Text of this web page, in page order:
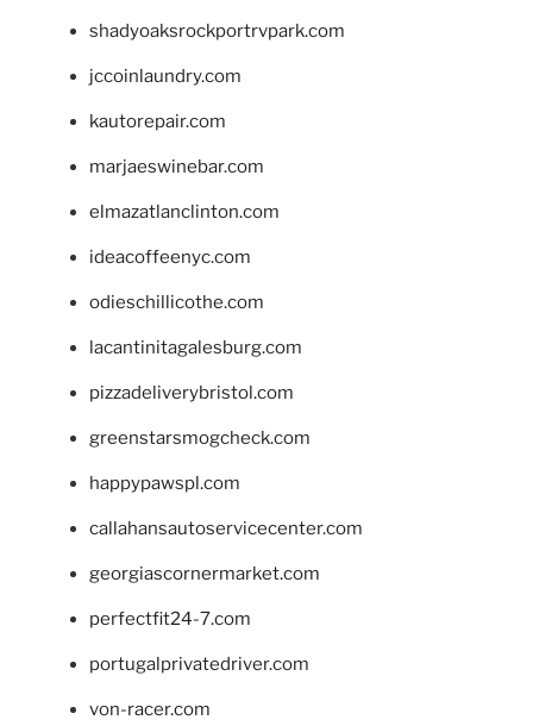
shadyoaksrockportrvpark.com
jccoinlaundry.com
kautorepair.com
marjaeswinebar.com
elmazatlanclinton.com
ideacoffeenyc.com
odieschillicothe.com
lacantinitagalesburg.com
pizzadeliverybristol.com
greenstarsmogcheck.com
happypawspl.com
callahansautoservicecenter.com
georgiascornermarket.com
perfectfit24-7.com
portugalprivatedriver.com
von-racer.com